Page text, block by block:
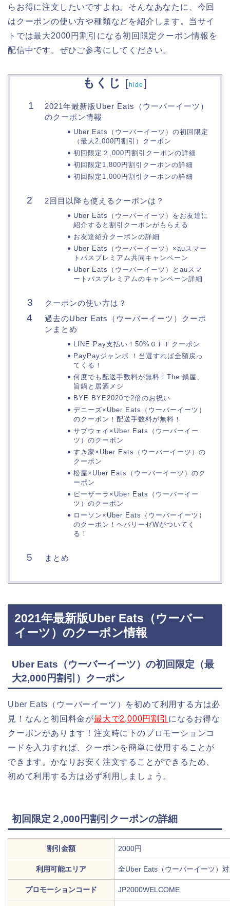
らお得に注文したいですよね。そんなあなたに、今回
はクーポンの使い方や種類などを紹介します。当サイ
トでは最大2000円割引になる初回限定クーポン情報を
配信中です。ぜひご参考にしてください。
もくじ [hide ]
2021年最新版Uber Eats（ウーバーイーツ）
のクーポン情報
Uber Eats（ウーバーイーツ）の初回限定
（最大2,000円割引）クーポン
初回限定２,000円割引クーポンの詳細
初回限定1,800円割引クーポンの詳細
初回限定1,000円割引クーポンの詳細
2回目以降も使えるクーポンは？
Uber Eats（ウーバーイーツ）をお友達に
紹介すると割引クーポンがもらえる
お友達紹介クーポンの詳細
Uber Eats（ウーバーイーツ）×auスマー
トパスプレミアム共同キャンペーン
Uber Eats（ウーバーイーツ）とauスマ
ートパスプレミアムのキャンペーン詳細
クーポンの使い方は？
過去のUber Eats（ウーバーイーツ）クーポ
ンまとめ
LINE Pay支払い！50%ＯＦＦクーポン
PayPayジャンボ ！当選すれば全額戻っ
てくる！
何度でも配送手数料が無料！The 鍋屋、
旨鍋と居酒メシ
BYE BYE2020で2倍のお祝い
デニーズ×Uber Eats（ウーバーイーツ）
のクーポン！配送手数料が無料！
サブウェイ×Uber Eats（ウーバーイー
ツ）のクーポン
すき家×Uber Eats（ウーバーイーツ）の
クーポン
松屋×Uber Eats（ウーバーイーツ）のク
ーポン
ピーザーラ×Uber Eats（ウーバーイー
ツ）のクーポン
ローソン×Uber Eats（ウーバーイーツ）
のクーポン！ヘパリーゼWがついてく
る！
まとめ
2021年最新版Uber Eats（ウーバー
イーツ）のクーポン情報
Uber Eats（ウーバーイーツ）の初回限定（最
大2,000円割引）クーポン
Uber Eats（ウーバーイーツ）を初めて利用する方は必
見！なんと初回料金が最大で2,000円割引 になるお得な
クーポンがあります！注文時に下のプロモーションコ
ードを入力すれば、クーポンを簡単に使用することが
できます。かなりお安く注文することができるため、
初めて利用する方は必ず利用しましょう。
初回限定２,000円割引クーポンの詳細
割引金額 2000円
利用可能エリア 全Uber Eats（ウーバーイーツ）
プロモーションコード JP2000WELCOME